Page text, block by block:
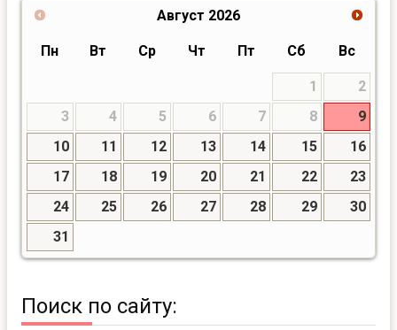
Август 2026
Пн Вт Ср Чт Пт Сб Вс
1
2
3
4 5 6 7 8
9
10
11 12 13 14 15
16
17
18 19 20 21 22
23
24
25 26 27 28 29
30
31
Поиск по сайту: